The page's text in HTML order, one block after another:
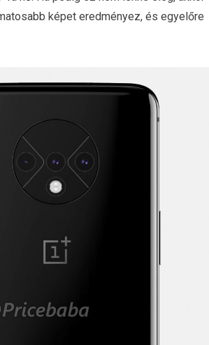
képet eredményez, és egyelőre